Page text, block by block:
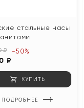
стальные часы
₽
₽
-50%
КУПИТЬ
ПОДРОБНЕЕ